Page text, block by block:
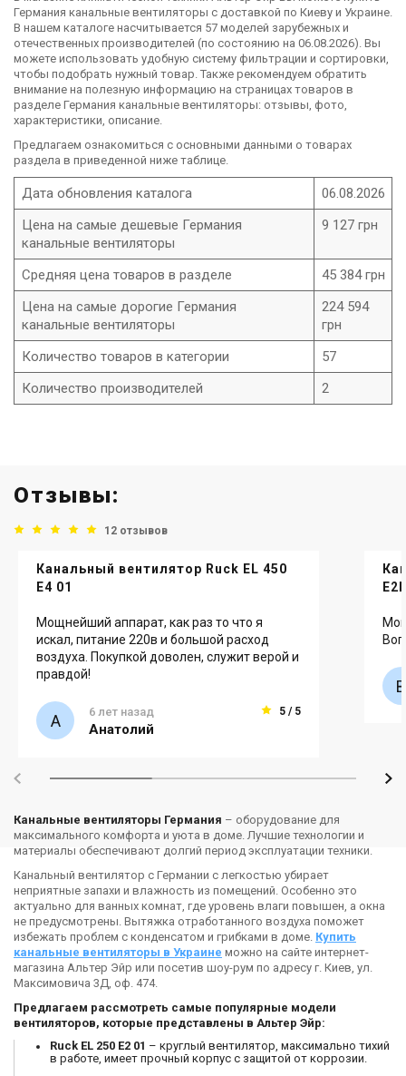
Германия канальные вентиляторы с доставкой по Киеву и Украине.
В нашем каталоге насчитывается 57 моделей зарубежных и
отечественных производителей (по состоянию на 06.08.2026). Вы
можете использовать удобную систему фильтрации и сортировки,
чтобы подобрать нужный товар. Также рекомендуем обратить
внимание на полезную информацию на страницах товаров в
разделе Германия канальные вентиляторы: отзывы, фото,
характеристики, описание.
Предлагаем ознакомиться с основными данными о товарах
раздела в приведенной ниже таблице.
Дата обновления каталога
06.08.2026
Цена на самые дешевые Германия
канальные вентиляторы
9 127 грн
Средняя цена товаров в разделе
45 384 грн
Цена на самые дорогие Германия
канальные вентиляторы
224 594
грн
Количество товаров в категории
57
Количество производителей
2
Отзывы:
12 отзывов
Канальный вентилятор Ruck EL 450
E4 01
Мощнейший аппарат, как раз то что я
искал, питание 220в и большой расход
воздуха. Покупкой доволен, служит верой и
правдой!
6 лет назад
Анатолий
5 / 5
Канальные вентиляторы Германия – оборудование для
максимального комфорта и уюта в доме. Лучшие технологии и
материалы обеспечивают долгий период эксплуатации техники.
Канальный вентилятор с Германии с легкостью убирает
неприятные запахи и влажность из помещений. Особенно это
актуально для ванных комнат, где уровень влаги повышен, а окна
не предусмотрены. Вытяжка отработанного воздуха поможет
избежать проблем с конденсатом и грибками в доме. Купить
канальные вентиляторы в Украине можно на сайте интернет-
магазина Альтер Эйр или посетив шоу-рум по адресу г. Киев, ул.
Максимовича 3Д, оф. 474.
Предлагаем рассмотреть самые популярные модели
вентиляторов, которые представлены в Альтер Эйр:
Ruck EL 250 E2 01 – круглый вентилятор, максимально тихий
в работе, имеет прочный корпус с защитой от коррозии.